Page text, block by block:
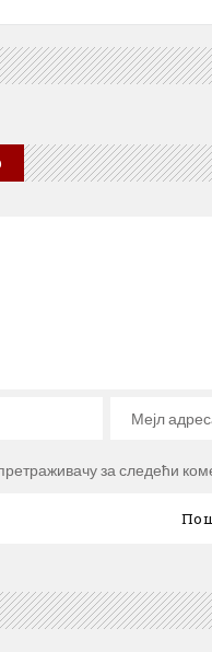
за следећи